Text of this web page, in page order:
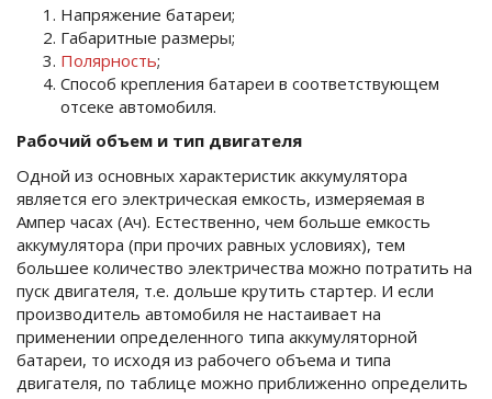
Напряжение батареи;
Габаритные размеры;
Полярность;
Способ крепления батареи в соответствующем
отсеке автомобиля.
Рабочий объем и тип двигателя
Одной из основных характеристик аккумулятора
является его электрическая емкость, измеряемая в
Ампер часах (Ач). Естественно, чем больше емкость
аккумулятора (при прочих равных условиях), тем
большее количество электричества можно потратить на
пуск двигателя, т.е. дольше крутить стартер. И если
производитель автомобиля не настаивает на
применении определенного типа аккумуляторной
батареи, то исходя из рабочего объема и типа
двигателя, по таблице можно приближенно определить